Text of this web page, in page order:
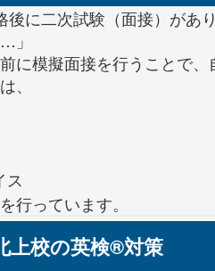
に二次試験（面接）があり
」
に模擬面接を行うことで、
、
ス
行っています。
上校の英検®対策